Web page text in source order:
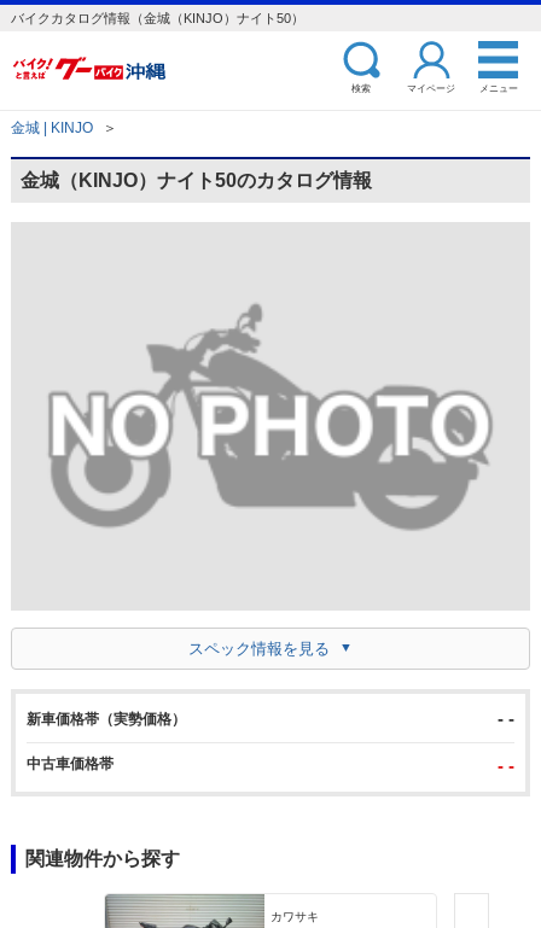
バイクカタログ情報（金城（KINJO）ナイト50）
検索 マイページ メニュー
金城 | KINJO ＞
金城（KINJO）ナイト50のカタログ情報
スペック情報を見る
新車価格帯（実勢価格） - -
中古車価格帯 - -
関連物件から探す
カワサキ